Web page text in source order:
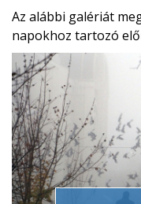
Az alábbi galériát
napokhoz tartozó